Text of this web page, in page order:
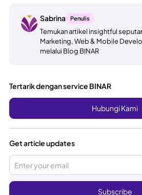
Sabrina Penulis
Temukan artikel insightful
Marketing, Web & Mobile
melalui Blog BINAR
Tertarik dengan service BINAR
Hubungi Kami
Get article updates